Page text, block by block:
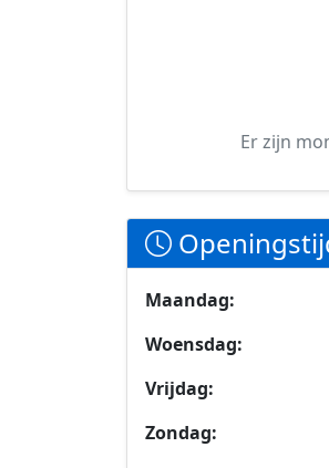
Er zijn
Maandag:
Woensdag:
Vrijdag:
Zondag: